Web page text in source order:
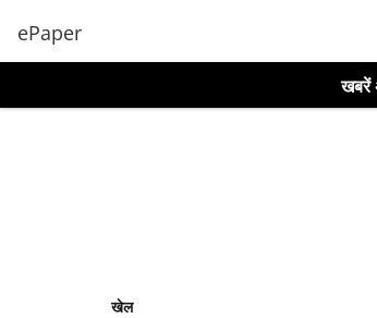
ePaper
खबरें
खेल